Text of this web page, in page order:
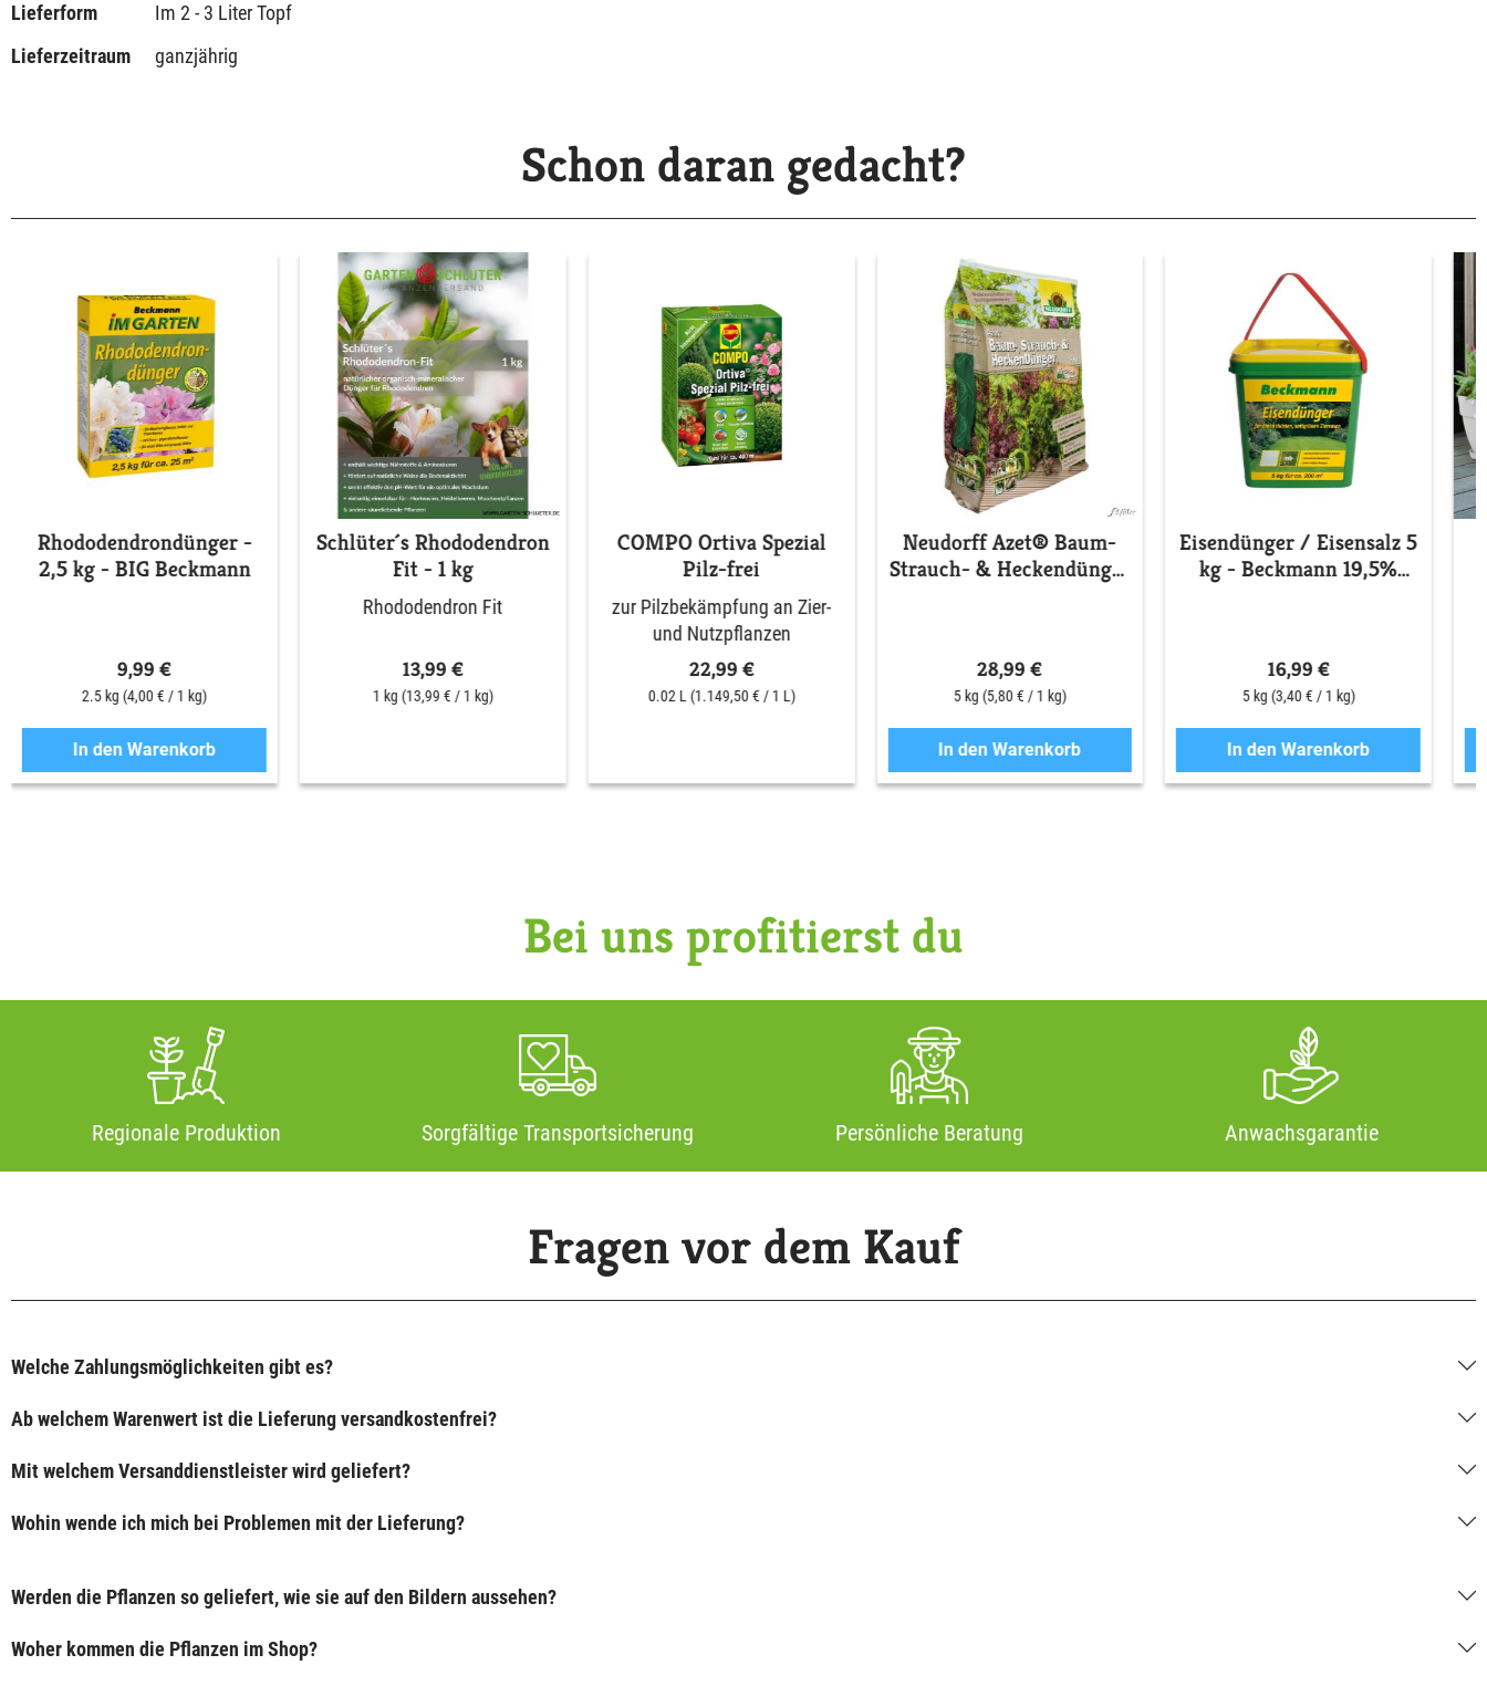
Lieferform
Im 2 - 3 Liter Topf
Lieferzeitraum
ganzjährig
Schon daran gedacht?
Rhododendrondünger -
2,5 kg - BIG Beckmann
9,99 €
2.5 kg (4,00 € / 1 kg)
In den Warenkorb
Schlüter´s Rhododendron
Fit - 1 kg
Rhododendron Fit
13,99 €
1 kg (13,99 € / 1 kg)
COMPO Ortiva Spezial
Pilz-frei
zur Pilzbekämpfung an Zier-
und Nutzpflanzen
22,99 €
0.02 L (1.149,50 € / 1 L)
Neudorff Azet® Baum-
Strauch- & Heckendünger
28,99 €
5 kg (5,80 € / 1 kg)
In den Warenkorb
Eisendünger / Eisensalz 5
kg - Beckmann 19,5%
16,99 €
5 kg (3,40 € / 1 kg)
In den Warenkorb
Bei uns profitierst du
Regionale Produktion Sorgfältige Transportsicherung Persönliche Beratung Anwachsgarantie
Fragen vor dem Kauf
Welche Zahlungsmöglichkeiten gibt es?
Ab welchem Warenwert ist die Lieferung versandkostenfrei?
Mit welchem Versanddienstleister wird geliefert?
Wohin wende ich mich bei Problemen mit der Lieferung?
Werden die Pflanzen so geliefert, wie sie auf den Bildern aussehen?
Woher kommen die Pflanzen im Shop?